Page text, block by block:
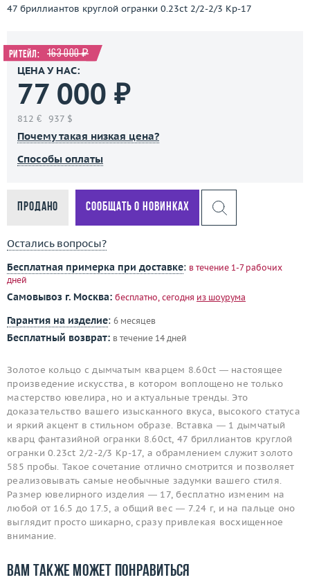
47 бриллиантов круглой огранки 0.23ct 2/2-2/3 Кр-17
Ритейл: 163 000 ₽
ЦЕНА У НАС:
77 000 ₽
812 € 937 $
Почему такая низкая цена?
Способы оплаты
Продано Сообщать о новинках
Остались вопросы?
Бесплатная примерка при доставке: в течение 1-7 рабочих
дней
Самовывоз г. Москва: бесплатно, сегодня из шоурума
Гарантия на изделие: 6 месяцев
Бесплатный возврат: в течение 14 дней
Золотое кольцо с дымчатым кварцем 8.60ct — настоящее
произведение искусства, в котором воплощено не только
мастерство ювелира, но и актуальные тренды. Это
доказательство вашего изысканного вкуса, высокого статуса
и яркий акцент в стильном образе. Вставка — 1 дымчатый
кварц фантазийной огранки 8.60ct, 47 бриллиантов круглой
огранки 0.23ct 2/2-2/3 Кр-17, а обрамлением служит золото
585 пробы. Такое сочетание отлично смотрится и позволяет
реализовывать самые необычные задумки вашего стиля.
Размер ювелирного изделия — 17, бесплатно изменим на
любой от 16.5 до 17.5, а общий вес — 7.24 г, и на пальце оно
выглядит просто шикарно, сразу привлекая восхищенное
внимание.
Вам также может понравиться